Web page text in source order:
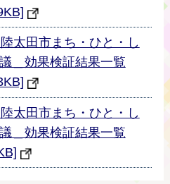
太田市まち・ひと・し
＿効果検証結果一覧
太田市まち・ひと・し
＿効果検証結果一覧